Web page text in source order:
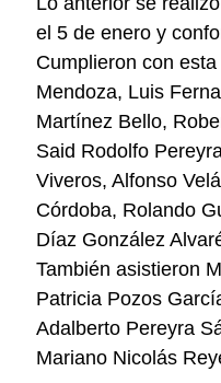
el 5 de enero y
Cumplieron con
Mendoza, Luis
Martínez Bello,
Said Rodolfo
Viveros, Alfonso
Córdoba, Rolando
Díaz González
También asistieron
Patricia Pozos
Adalberto Pereyra
Mariano Nicolás